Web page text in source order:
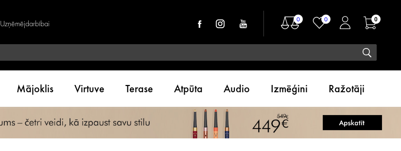
Uzņēmējdarbībai 0 0 0
Mājoklis Virtuve Terase Atpūta Audio Izmēģini Ražotāji